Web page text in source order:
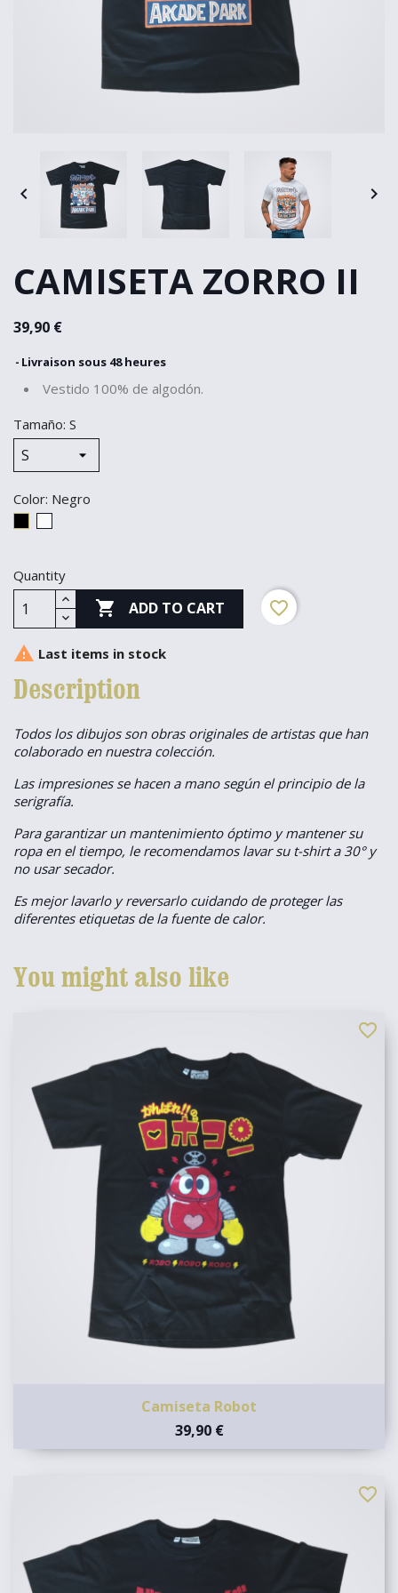
 
CAMISETA ZORRO II
39,90 €
Livraison sous 48 heures
Vestido 100% de algodón.
Tamaño: S
Color: Negro
Quantity
 ADD TO CART favorite_border
 Last items in stock
Description
Todos los dibujos son obras originales de artistas que han
colaborado en nuestra colección.
Las impresiones se hacen a mano según el principio de la
serigrafía.
Para garantizar un mantenimiento óptimo y mantener su
ropa en el tiempo, le recomendamos lavar su t-shirt a 30° y
no usar secador.
Es mejor lavarlo y reversarlo cuidando de proteger las
diferentes etiquetas de la fuente de calor.
You might also like
Camiseta Robot
39,90 €
favorite_border
favorite_border